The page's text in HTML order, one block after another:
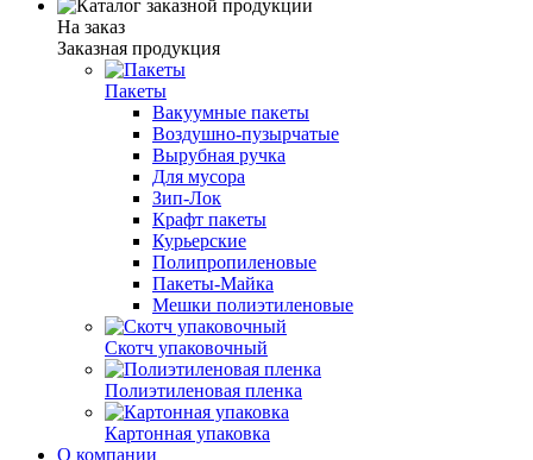
На заказ
Заказная продукция
Пакеты
Вакуумные пакеты
Воздушно-пузырчатые
Вырубная ручка
Для мусора
Зип-Лок
Крафт пакеты
Курьерские
Полипропиленовые
Пакеты-Майка
Мешки полиэтиленовые
Скотч упаковочный
Полиэтиленовая пленка
Картонная упаковка
О компании